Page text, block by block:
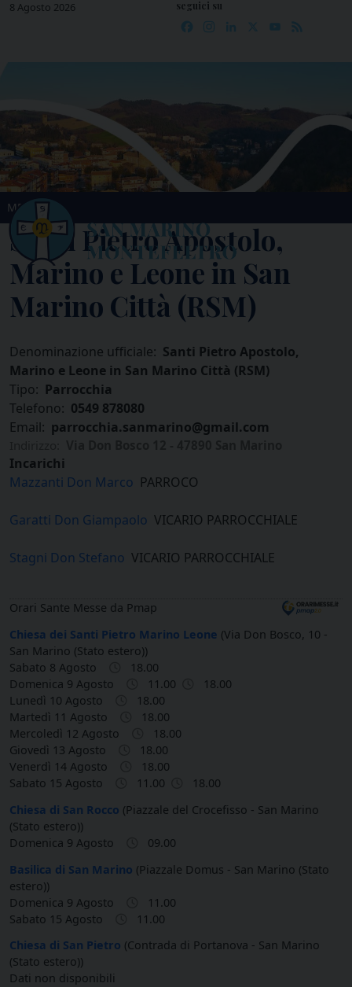
Skip8 Agosto 2026 seguici su
Facebook
Instagram
LinkedIn YouTube
MENU
Santi Pietro Apostolo,
Marino e Leone in San
Marino Città (RSM)
Denominazione ufficiale: Santi Pietro Apostolo,
Marino e Leone in San Marino Città (RSM)
Tipo: Parrocchia
Telefono: 0549 878080
Email: parrocchia.sanmarino@gmail.com
Incarichi
Mazzanti Don Marco PARROCO
Garatti Don Giampaolo VICARIO PARROCCHIALE
Stagni Don Stefano VICARIO PARROCCHIALE
Orari Sante Messe da Pmap
Chiesa dei Santi Pietro Marino Leone (Via Don Bosco, 10 -
San Marino (Stato estero))
Sabato 8 Agosto
18.00
Domenica 9 Agosto
11.00
18.00
Lunedì 10 Agosto
18.00
Martedì 11 Agosto
18.00
Mercoledì 12 Agosto
18.00
Giovedì 13 Agosto
18.00
Venerdì 14 Agosto
18.00
Sabato 15 Agosto
11.00
18.00
Chiesa di San Rocco (Piazzale del Crocefisso - San Marino
(Stato estero))
Domenica 9 Agosto
09.00
Basilica di San Marino (Piazzale Domus - San Marino (Stato
estero))
Domenica 9 Agosto
11.00
Sabato 15 Agosto
11.00
Chiesa di San Pietro (Contrada di Portanova - San Marino
(Stato estero))
Dati non disponibili